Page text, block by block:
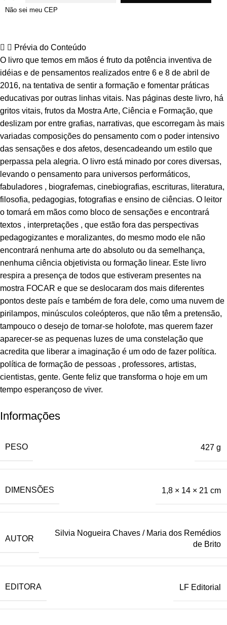
Não sei meu CEP
Prévia do Conteúdo
O livro que temos em mãos é fruto da potência inventiva de
idéias e de pensamentos realizados entre 6 e 8 de abril de
2016, na tentativa de sentir a formação e fomentar práticas
educativas por outras linhas vitais. Nas páginas deste livro, há
gritos vitais, frutos da Mostra Arte, Ciência e Formação, que
deslizam por entre grafias, narrativas, que escorregam às mais
variadas composições do pensamento com o poder intensivo
das sensações e dos afetos, desencadeando um estilo que
perpassa pela alegria. O livro está minado por cores diversas,
levando o pensamento para universos performáticos,
fabuladores , biografemas, cinebiografias, escrituras, literatura,
filosofia, pedagogias, fotografias e ensino de ciências. O leitor
o tomará em mãos como bloco de sensações e encontrará
textos , interpretações , que estão fora das perspectivas
pedagogizantes e moralizantes, do mesmo modo ele não
encontrará nenhuma arte do absoluto ou da semelhança,
nenhuma ciência objetivista ou formação linear. Este livro
respira a presença de todos que estiveram presentes na
mostra FOCAR e que se deslocaram dos mais diferentes
pontos deste país e também de fora dele, como uma nuvem de
pirilampos, minúsculos coleópteros, que não têm a pretensão,
tampouco o desejo de tornar-se holofote, mas querem fazer
aparecer-se as pequenas luzes de uma constelação que
acredita que liberar a imaginação é um odo de fazer política.
política de formação de pessoas , professores, artistas,
cientistas, gente. Gente feliz que transforma o hoje em um
tempo esperançoso de viver.
Informações
PESO 427 g
DIMENSÕES 1,8 × 14 × 21 cm
AUTOR
Silvia Nogueira Chaves / Maria dos Remédios
de Brito
EDITORA LF Editorial